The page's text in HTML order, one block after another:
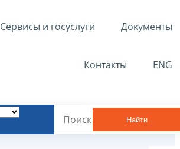
Сервисы и госуслуги Документы
Контакты ENG
Найти